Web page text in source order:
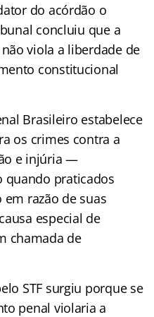
do acórdão o
concluiu que a
viola a liberdade de
constitucional
Brasileiro estabelece
os crimes contra a
e injúria —
quando praticados
razão de suas
especial de
chamada de
STF surgiu porque se
penal violaria a